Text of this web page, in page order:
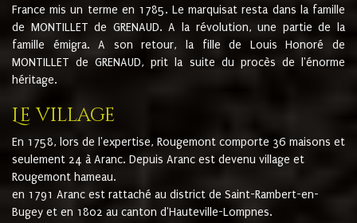
France mis un terme en 1785. Le marquisat resta dans la famille
de MONTILLET de GRENAUD. A la révolution, une partie de la
famille émigra. A son retour, la fille de Louis Honoré de
MONTILLET de GRENAUD, prit la suite du procès de l'énorme
héritage.
Le village
En 1758, lors de l'expertise, Rougemont comporte 36 maisons et
seulement 24 à Aranc. Depuis Aranc est devenu village et
Rougemont hameau.
en 1791 Aranc est rattaché au district de Saint-Rambert-en-
Bugey et en 1802 au canton d'Hauteville-Lompnes.